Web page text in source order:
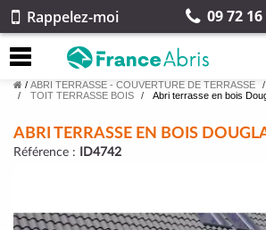
Rappelez-moi 09 72
/ ABRI TERRASSE - COUVERTURE DE TERRASSE
TOIT TERRASSE BOIS
Abri terrasse en bois
ABRI TERRASSE EN BOIS
Référence : ID4742